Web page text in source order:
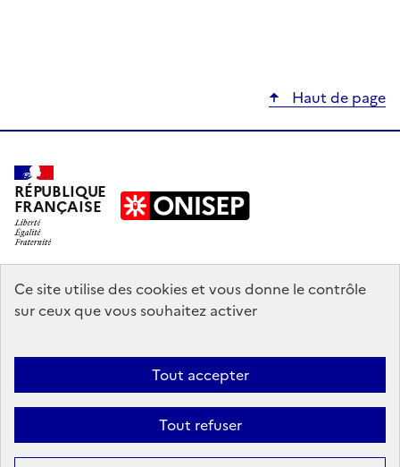
Ce site utilise des cookies et vous donne le contrôle
sur ceux que vous souhaitez activer
Tout accepter
Tout refuser
Affiner la
recherche
Haut de page
RÉPUBLIQUE
FRANÇAISE
education.gouv.fr
enseignementsup-recherche.gouv.fr
Accessibilité : partiellement conforme